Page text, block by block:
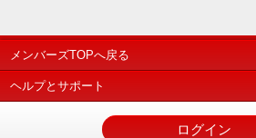
メンバーズTOPへ戻る
ヘルプとサポート
ログイン